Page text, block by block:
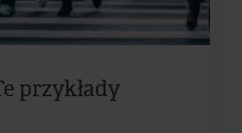
przykłady